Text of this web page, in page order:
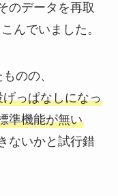
のデータを再取
んでいました。
のの、
げっぱなしになっ
準機能が無い
ないかと試行錯